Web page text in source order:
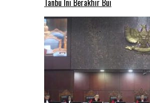
Tanbu Ini Berakhir Bui